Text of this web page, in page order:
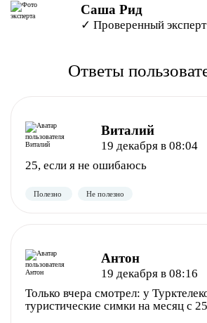
Саша Рид
✓ Проверенный
Ответы
Виталий
19 декабря в 08:04
25, если я не ошибаюсь
Антон
19 декабря в 08:16
Только вчера смотрел: у
туристические симки на месяц с